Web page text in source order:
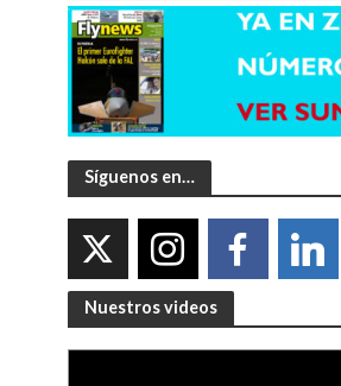
Síguenos en…
Nuestros videos